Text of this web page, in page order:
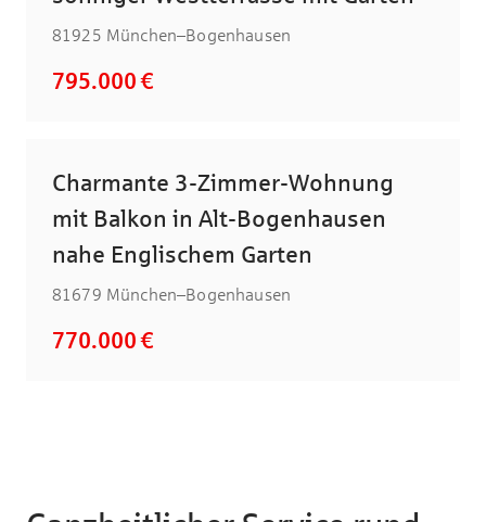
81925 München–Bogenhausen
795.000 €
Charmante 3-Zimmer-Wohnung
mit Balkon in Alt-Bogenhausen
nahe Englischem Garten
81679 München–Bogenhausen
770.000 €